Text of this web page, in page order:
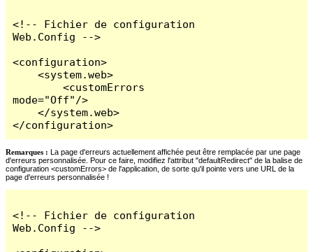
<!-- Fichier de configuration
Web.Config -->
<configuration>
    <system.web>
        <customErrors
mode="Off"/>
    </system.web>
</configuration>
Remarques : La page d'erreurs actuellement affichée peut être remplacée par une page
d'erreurs personnalisée. Pour ce faire, modifiez l'attribut "defaultRedirect" de la balise de
configuration <customErrors> de l'application, de sorte qu'il pointe vers une URL de la
page d'erreurs personnalisée !
<!-- Fichier de configuration
Web.Config -->